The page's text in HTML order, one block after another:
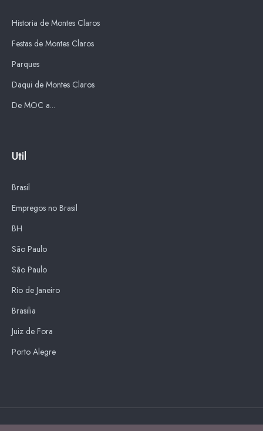
Historia de Montes Claros
Festas de Montes Claros
Parques
Daqui de Montes Claros
De MOC a...
Util
Brasil
Empregos no Brasil
BH
São Paulo
São Paulo
Rio de Janeiro
Brasilia
Juiz de Fora
Porto Alegre